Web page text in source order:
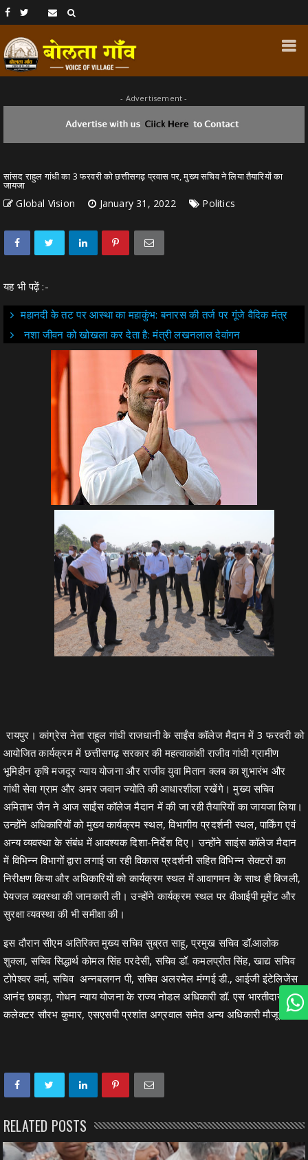
- Advertisement -
सांसद राहुल गांधी का 3 फरवरी को छत्तीसगढ़ प्रवास पर, मुख्य सचिव ने लिया तैयारियों का
जायजा
Global Vision January 31, 2022 Politics
यह भी पढ़ें :-
महानदी के तट पर आस्था का महाकुंभ: बनारस की तर्ज पर गूंजे वैदिक मंत्र
नशा जीवन को खोखला कर देता है: मंत्री लखनलाल देवांगन
रायपुर। कांग्रेस नेता राहुल गांधी राजधानी के साईंस कॉलेज मैदान में 3 फरवरी को
आयोजित कार्यक्रम में छत्तीसगढ़ सरकार की महत्वाकांक्षी राजीव गांधी ग्रामीण
भूमिहीन कृषि मजदूर न्याय योजना और राजीव युवा मितान क्लब का शुभारंभ और
गांधी सेवा ग्राम और अमर जवान ज्योति की आधारशीला रखेंगे। मुख्य सचिव
अमिताभ जैन ने आज साईंस कॉलेज मैदान में की जा रही तैयारियों का जायजा लिया।
उन्होंने अधिकारियों को मुख्य कार्यक्रम स्थल, विभागीय प्रदर्शनी स्थल, पार्किंग एवं
अन्य व्यवस्था के संबंध में आवश्यक दिशा-निर्देश दिए। उन्होंने साइंस कॉलेज मैदान
में विभिन्न विभागों द्वारा लगाई जा रही विकास प्रदर्शनी सहित विभिन्न सेक्टरों का
निरीक्षण किया और अधिकारियों को कार्यक्रम स्थल में आवागमन के साथ ही बिजली,
पेयजल व्यवस्था की जानकारी ली। उन्होंने कार्यक्रम स्थल पर वीआईपी मूमेंट और
सुरक्षा व्यवस्था की भी समीक्षा की।
इस दौरान सीएम अतिरिक्त मुख्य सचिव सुब्रत साहू, प्रमुख सचिव डॉ.आलोक
शुक्ला, सचिव सिद्धार्थ कोमल सिंह परदेसी, सचिव डॉ. कमलप्रीत सिंह, खाद्य सचिव
टोपेश्वर वर्मा, सचिव अन्नबलगन पी, सचिव अलरमेल मंग्गई डी., आईजी इंटेलिजेंस
आनंद छाबड़ा, गोधन न्याय योजना के राज्य नोडल अधिकारी डॉ. एस भारतीदासन,
कलेक्टर सौरभ कुमार, एसएसपी प्रशांत अग्रवाल समेत अन्य अधिकारी मौजूद थे।
RELATED POSTS